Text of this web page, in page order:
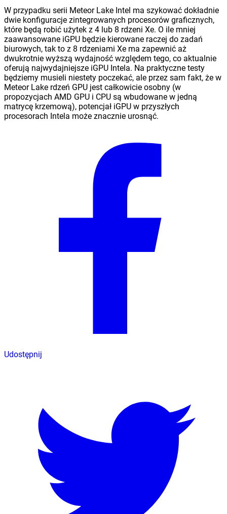
W przypadku serii Meteor Lake Intel ma szykować dokładnie
dwie konfiguracje zintegrowanych procesorów graficznych,
które będą robić użytek z 4 lub 8 rdzeni Xe. O ile mniej
zaawansowane iGPU będzie kierowane raczej do zadań
biurowych, tak to z 8 rdzeniami Xe ma zapewnić aż
dwukrotnie wyższą wydajność względem tego, co aktualnie
oferują najwydajniejsze iGPU Intela. Na praktyczne testy
będziemy musieli niestety poczekać, ale przez sam fakt, że w
Meteor Lake rdzeń GPU jest całkowicie osobny (w
propozycjach AMD GPU i CPU są wbudowane w jedną
matrycę krzemową), potencjał iGPU w przyszłych
procesorach Intela może znacznie urosnąć.
Udostępnij